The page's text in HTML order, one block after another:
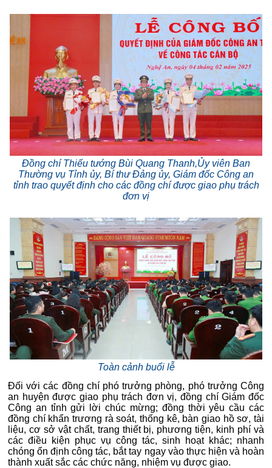
Đồng chí Thiếu tướng Bùi Quang Thanh,Ủy viên Ban
Thường vụ Tỉnh ủy, Bí thư Đảng ủy, Giám đốc Công an
tỉnh trao quyết định cho các đồng chí được giao phụ trách
đơn vị
Toàn cảnh buổi lễ
Đối với các đồng chí phó trưởng phòng, phó trưởng Công
an huyện được giao phụ trách đơn vị, đồng chí Giám đốc
Công an tỉnh gửi lời chúc mừng; đồng thời yêu cầu các
đồng chí khẩn trương rà soát, thống kê, bàn giao hồ sơ, tài
liệu, cơ sở vật chất, trang thiết bị, phương tiện, kinh phí và
các điều kiện phục vụ công tác, sinh hoạt khác; nhanh
chóng ổn định công tác, bắt tay ngay vào thực hiện và hoàn
thành xuất sắc các chức năng, nhiệm vụ được giao.